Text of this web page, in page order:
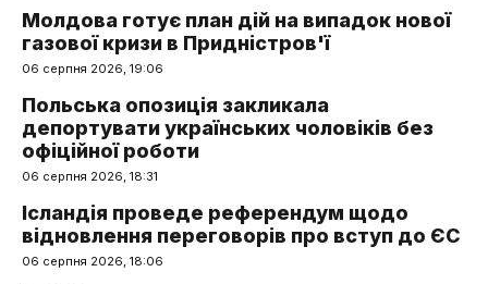
Молдова готує план дій на випадок нової
газової кризи в Придністров'ї
06 серпня 2026, 19:06
Польська опозиція закликала
депортувати українських чоловіків без
офіційної роботи
06 серпня 2026, 18:31
Ісландія проведе референдум щодо
відновлення переговорів про вступ до ЄС
06 серпня 2026, 18:06